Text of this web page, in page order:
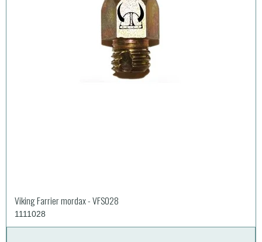
Viking Farrier mordax - VFS028
1111028